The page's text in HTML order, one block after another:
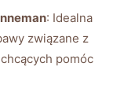
:⁣ Idealna
związane z
pomóc